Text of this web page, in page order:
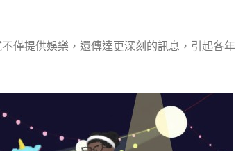
僅提供娛樂，還傳達更深刻的訊息，引起各年